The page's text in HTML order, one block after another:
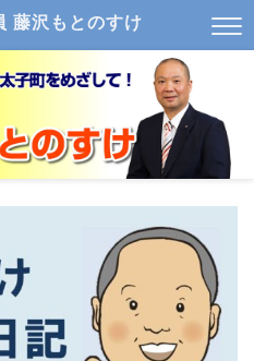
藤沢もとのすけ